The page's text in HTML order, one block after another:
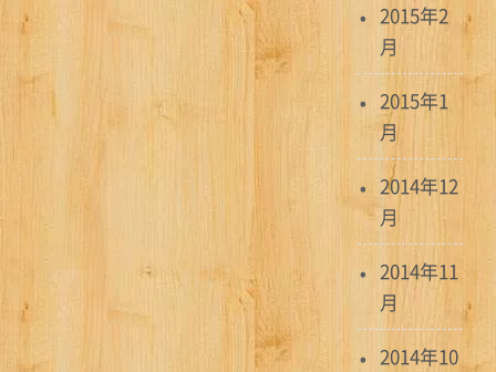
2015年2
月
2015年1
月
2014年12
月
2014年11
月
2014年10